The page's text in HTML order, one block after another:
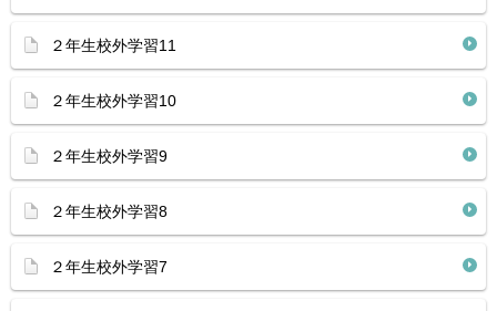
２年生校外学習11
２年生校外学習10
２年生校外学習9
２年生校外学習8
２年生校外学習7